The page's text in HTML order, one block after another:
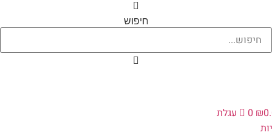
חיפוש
₪
0
עגלת